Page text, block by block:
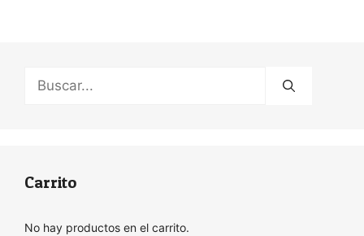
Buscar:
Carrito
No hay productos en el carrito.